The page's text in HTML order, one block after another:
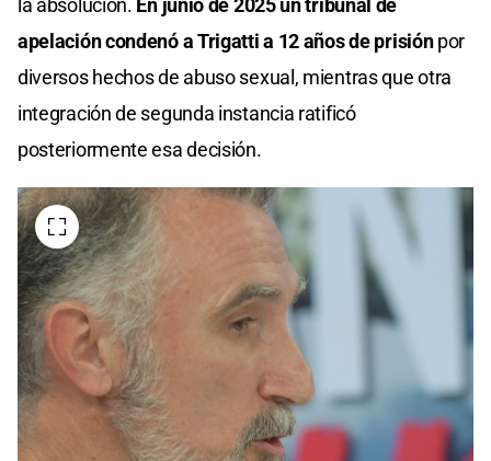
la absolución. En junio de 2025 un tribunal de
apelación condenó a Trigatti a 12 años de prisiónpor
diversos hechos de abuso sexual, mientras que otra
integración de segunda instancia ratificó
posteriormente esa decisión.